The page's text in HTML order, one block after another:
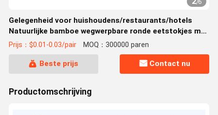
/6
Gelegenheid voor huishoudens/restaurants/hotels
Natuurlijke bamboe wegwerpbare ronde eetstokjes met
OPP-pakket
Prijs：$0.01-0.03/pair MOQ：300000 paren
Beste prijs Contact nu
Productomschrijving